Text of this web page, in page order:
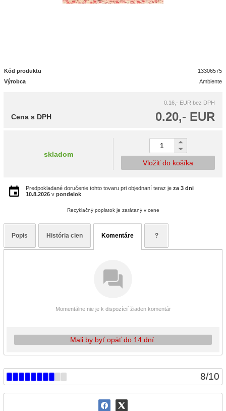
8/10
Kód produktu
13306575
Výrobca
Ambiente
0.16,- EUR bez DPH
0.20,- EUR
Cena s DPH
skladom
Vložiť do košíka
Predpokladané doručenie tohto tovaru pri objednaní teraz je za 3 dni
10.8.2026 v pondelok
Recyklačný poplatok je zarátaný v cene
Popis História cien Komentáre ?
Momentálne nie je k dispozícií žiaden komentár
Mali by byť opäť do 14 dní.